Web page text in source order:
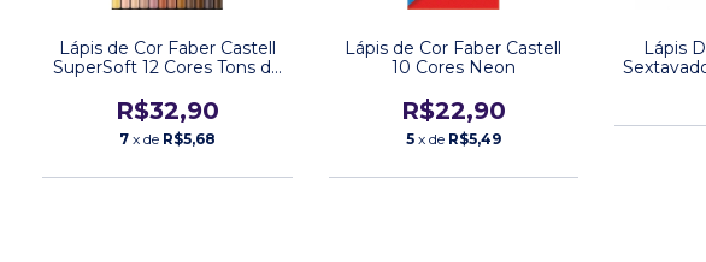
Lápis de Cor Faber Castell
SuperSoft 12 Cores Tons de
R$32,90
7 x de R$5,68
Lápis de Cor Faber Castell
10 Cores Neon
R$22,90
5 x de R$5,49
Lápis